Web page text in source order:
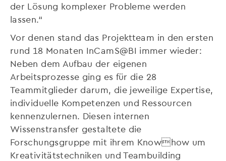
der Lösung komplexer Probleme werden
lassen.“
Vor denen stand das Projektteam in den ersten
rund 18 Monaten InCamS@BI immer wieder:
Neben dem Aufbau der eigenen
Arbeitsprozesse ging es für die 28
Teammitglieder darum, die jeweilige Expertise,
individuelle Kompetenzen und Ressourcen
kennenzulernen. Diesen internen
Wissenstransfer gestaltete die
Forschungsgruppe mit ihrem Knowhow um
Kreativitätstechniken und Teambuilding